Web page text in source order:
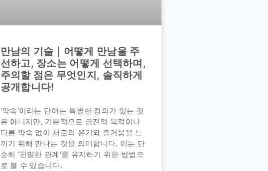
만남의 기술｜어떻게 만남을 주
선하고, 장소는 어떻게 선택하며,
주의할 점은 무엇인지, 솔직하게
공개합니다!
‘약속’이라는 단어는 특별한 정의가 있는 것
은 아니지만, 기본적으로 금전적 목적이나
다른 약속 없이 서로의 온기와 즐거움을 느
끼기 위해 만나는 것을 의미합니다. 이는 단
순히 ‘친밀한 관계’를 유지하기 위한 방법으
로 볼 수 있습니다.